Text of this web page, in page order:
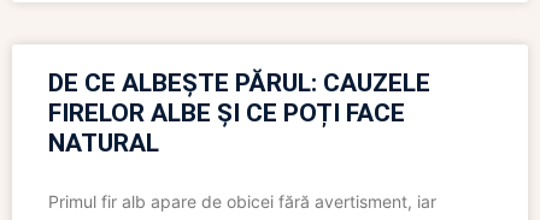
DE CE ALBEȘTE PĂRUL: CAUZELE
FIRELOR ALBE ȘI CE POȚI FACE
NATURAL
Primul fir alb apare de obicei fără avertisment, iar